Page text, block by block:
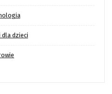
dla dzieci